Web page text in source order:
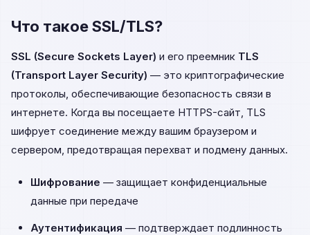
Что такое SSL/TLS?
SSL (Secure Sockets Layer) и его преемник TLS
(Transport Layer Security) — это криптографические
протоколы, обеспечивающие безопасность связи в
интернете. Когда вы посещаете HTTPS-сайт, TLS
шифрует соединение между вашим браузером и
сервером, предотвращая перехват и подмену данных.
Шифрование — защищает конфиденциальные
данные при передаче
Аутентификация — подтверждает подлинность